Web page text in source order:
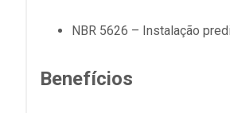
NBR 5626 – Instalação
Benefícios